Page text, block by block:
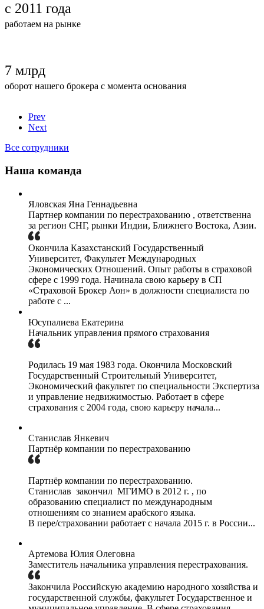
с 2011 года
работаем на рынке
7 млрд
оборот нашего брокера с момента основания
Prev
Next
Все сотрудники
Наша команда
Яловская Яна Геннадьевна
Партнер компании по перестрахованию , ответственна
за регион СНГ, рынки Индии, Ближнего Востока, Азии.
Окончила Казахстанский Государственный
Университет, Факультет Международных
Экономических Отношений. Опыт работы в страховой
сфере с 1999 года. Начинала свою карьеру в СП
«Страховой Брокер Аон» в должности специалиста по
работе с ...
Юсупалиева Екатерина
Начальник управления прямого страхования
Родилась 19 мая 1983 года. Окончила Московский
Государственный Строительный Университет,
Экономический факультет по специальности Экспертиза
и управление недвижимостью. Работает в сфере
страхования с 2004 года, свою карьеру начала...
Станислав Янкевич
Партнёр компании по перестрахованию
Партнёр компании по перестрахованию.
Станислав закончил МГИМО в 2012 г. , по
образованию специалист по международным
отношениям со знанием арабского языка.
В пере/страховании работает с начала 2015 г. в России...
Артемова Юлия Олеговна
Заместитель начальника управления перестрахования.
Закончила Российскую академию народного хозяйства и
государственной службы, факультет Государственное и